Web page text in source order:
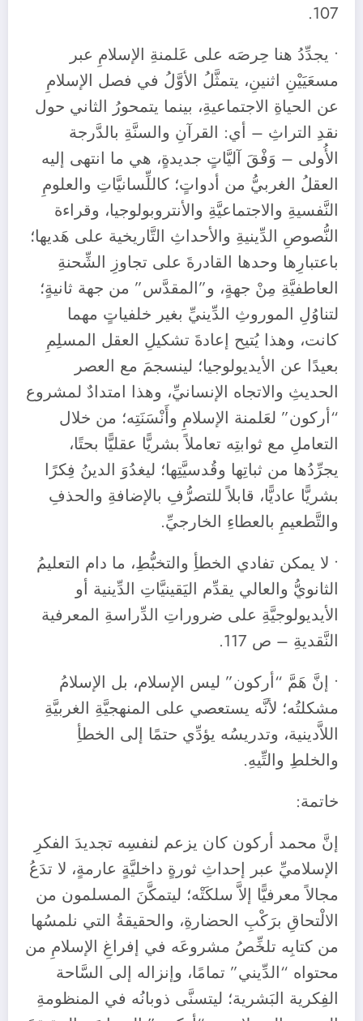
107.
• يجدِّدُ هنا حِرصَه على عَلمنةِ الإسلامِ عبر
مسعَيَيْنِ اثنينِ، يتمثَّلُ الأوَّلُ في فصل الإسلامِ
عن الحياةِ الاجتماعيةِ، بينما يتمحورُ الثاني حول
نقدِ التراثِ – أي: القرآنِ والسنَّةِ بالدَّرجة
الأُولى – وَفْقَ آليَّاتٍ جديدةٍ، هي ما انتهى إليه
العقلُ الغربيُّ من أدواتٍ؛ كاللِّسانيَّاتِ والعلومِ
النَّفسيةِ والاجتماعيَّةِ والأنتروبولوجيا، وقراءة
النُّصوصِ الدِّينيةِ والأحداثِ التَّاريخية على هَديها؛
باعتبارِها وحدها القادرةَ على تجاوزِ الشِّحنةِ
العاطفيَّةِ مِنْ جهةٍ، و”المقدَّس” من جهة ثانيةٍ؛
لتناوُلِ الموروثِ الدِّينيِّ بغير خلفياتٍ مهما
كانت، وهذا يُتيح إعادةَ تشكيلِ العقل المسلِمِ
بعيدًا عن الأيديولوجيا؛ لينسجمَ مع العصر
الحديثِ والاتجاه الإنسانيِّ، وهذا امتدادٌ لمشروع
“أركون” لعَلمنة الإسلامِ وأَنْسَنَتِه؛ من خلال
التعاملِ مع ثوابتِه تعاملاً بشريًّا عقليًّا بحتًا،
يجرِّدُها من ثباتِها وقُدسيَّتِها؛ ليغدُوَ الدينُ فِكرًا
بشريًّا عاديًّا، قابلاً للتصرُّفِ بالإضافةِ والحذفِ
والتَّطعيمِ بالعطاءِ الخارجيِّ.
• لا يمكن تفادي الخطأِ والتخبُّطِ، ما دام التعليمُ
الثانويُّ والعالي يقدِّم اليَقينيَّاتِ الدِّينية أو
الأيديولوجيَّةِ على ضروراتِ الدِّراسةِ المعرفية
النَّقديةِ – ص 117.
• إنَّ هَمَّ “أركون” ليس الإسلام، بل الإسلامُ
مشكلتُه؛ لأنَّه يستعصي على المنهجيَّةِ الغربيَّةِ
اللاَّدينية، وتدريسُه يؤدِّي حتمًا إلى الخطأِ
والخلطِ والتِّيهِ.
خاتمة:
إنَّ محمد أركون كان يزعم لنفسِه تجديدَ الفكرِ
الإسلاميِّ عبر إحداثِ ثورةٍ داخليَّةٍ عارمةٍ، لا تدَعُ
مجالاً معرفيًّا إلاَّ سلكَتْه؛ ليتمكَّنَ المسلمون من
الالْتحاقِ برَكْبِ الحضارةِ، والحقيقةُ التي نلمسُها
من كتابِه تلخِّصُ مشروعَه في إفراغِ الإسلامِ من
محتواه “الدِّيني” تمامًا، وإنزاله إلى السَّاحة
الفِكرية البَشرية؛ ليتسنَّى ذوبانُه في المنظومةِ